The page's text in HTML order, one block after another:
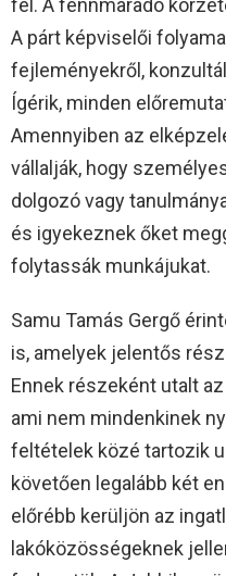
A párt képviselői
fejleményekről,
Ígérik, minden
Amennyiben az
vállalják, hogy
dolgozó vagy
és igyekeznek őket
folytassák munkájukat.
Samu Tamás Gergő
is, amelyek jelentős
Ennek részeként utalt
ami nem mindenkinek
feltételek közé tartozik
követően legalább két
előrébb kerüljön az
lakóközösségeknek